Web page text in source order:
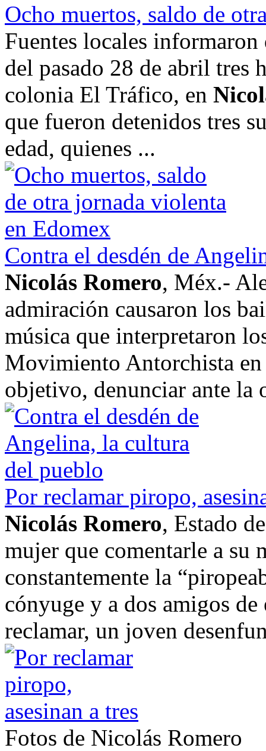
Ocho muertos, saldo de
Fuentes locales
del pasado 28 de abril tres
colonia El Tráfico, en
que fueron detenidos tres
edad, quienes ...
Contra el desdén de
Nicolás Romero, Méx.-
admiración causaron los
música que interpretaron
Movimiento Antorchista
objetivo, denunciar ante la
Por reclamar piropo,
Nicolás Romero, Estado
mujer que comentarle a su
constantemente la
cónyuge y a dos amigos
reclamar, un joven
Fotos de Nicolás Romero